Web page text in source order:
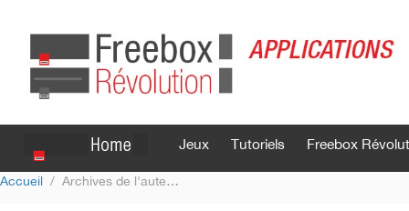
Jeux Tutoriels Freebox
Accueil Archives de l'auteur : anthony